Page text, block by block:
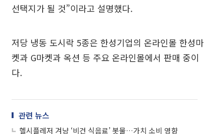
선택지가 될 것”이라고 설명했다.
저당 냉동 도시락 5종은 한성기업의 온라인몰 한성마
켓과 G마켓과 옥션 등 주요 온라인몰에서 판매 중이
다.
관련 뉴스
헬시플레저 겨냥 ‘비건 식음료’ 봇물…가치 소비 영향